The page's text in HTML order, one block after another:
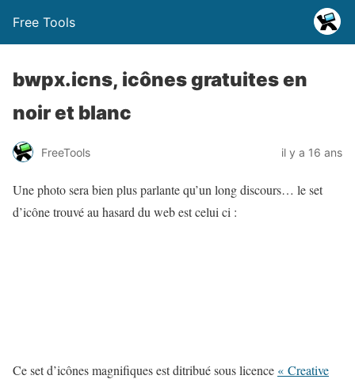
Free Tools
bwpx.icns, icônes gratuites en
noir et blanc
FreeTools il y a 16 ans
Une photo sera bien plus parlante qu’un long discours… le set
d’icône trouvé au hasard du web est celui ci :
Ce set d’icônes magnifiques est ditribué sous licence « Creative